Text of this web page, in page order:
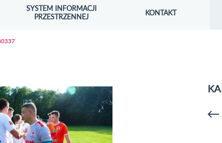
SYSTEM INFORMACJI
PRZESTRZENNEJ
OTWORZY SIĘ W NOWYM OKNIE KONTAKT